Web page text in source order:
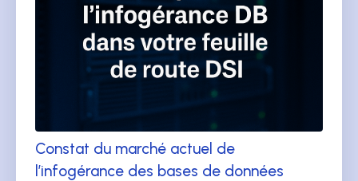
Constat du marché actuel de
l’infogérance des bases de données